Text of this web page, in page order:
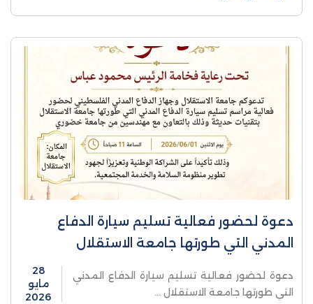
دعوة لحضور فعالية تسليم سيارة الدفاع
المدني التي طورتها جامعة الاستقلال
دعوة لحضور فعالية تسليم سيارة الدفاع المدني
التي طورتها جامعة الاستقلال ...
28
مايو
2026